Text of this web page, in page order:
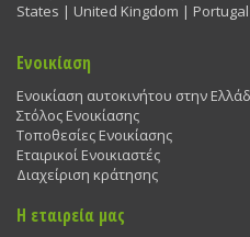
States | United Kingdom | Portugal
Ενοικίαση
Ενοικίαση αυτοκινήτου στην
Στόλος Ενοικίασης
Τοποθεσίες Ενοικίασης
Εταιρικοί Ενοικιαστές
Διαχείριση κράτησης
Η εταιρεία μας